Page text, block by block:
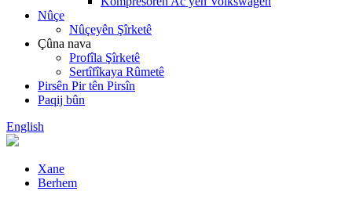
Nûçe
Nûçeyên Şîrketê
Çûna nava
Profîla Şîrketê
Sertîfîkaya Rûmetê
Pirsên Pir tên Pirsîn
Paqij bûn
English
Xane
Berhem